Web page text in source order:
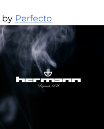
by Perfecto